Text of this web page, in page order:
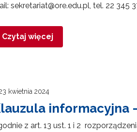
sekretariat@ore.edu.pl, tel. 22 345
Czytaj więcej
kwietnia 2024
informacyjna
z art. 13 ust. 1 i 2